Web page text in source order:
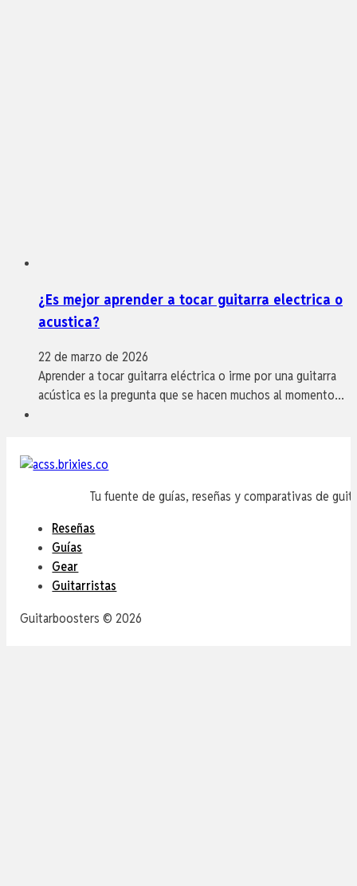
¿Es mejor aprender a tocar guitarra electrica o
acustica?
22 de marzo de 2026
Aprender a tocar guitarra eléctrica o irme por una guitarra
acústica es la pregunta que se hacen muchos al momento…
Tu fuente de guías, reseñas y comparativas de
Reseñas
Guías
Gear
Guitarristas
Guitarboosters © 2026